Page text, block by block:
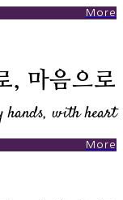
More
, 마음으로
hands, with heart
More